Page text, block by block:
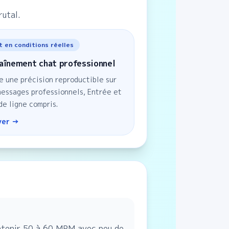
en conditions réelles
chat professionnel
une précision reproductible sur
professionnels, Entrée et
ligne compris.
→